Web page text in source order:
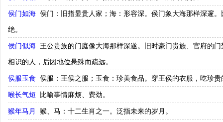
侯门如海 侯门：旧指显贵人家；海：形容深。侯门象大海那样深邃
绝。
侯门似海 王公贵族的门庭像大海那样深遂。旧时豪门贵族、官府的
相识的人，后因地位悬殊而疏远。
侯服玉食 侯服：王侯之服；玉食：珍美食品。穿王侯的衣服，吃珍
喉长气短 比喻事情麻烦、费劲。
猴年马月 猴、马：十二生肖之一。泛指未来的岁月。